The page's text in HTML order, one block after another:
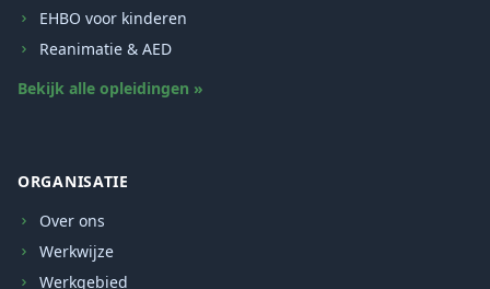
EHBO voor kinderen
Reanimatie & AED
Bekijk alle opleidingen »
ORGANISATIE
Over ons
Werkwijze
Werkgebied